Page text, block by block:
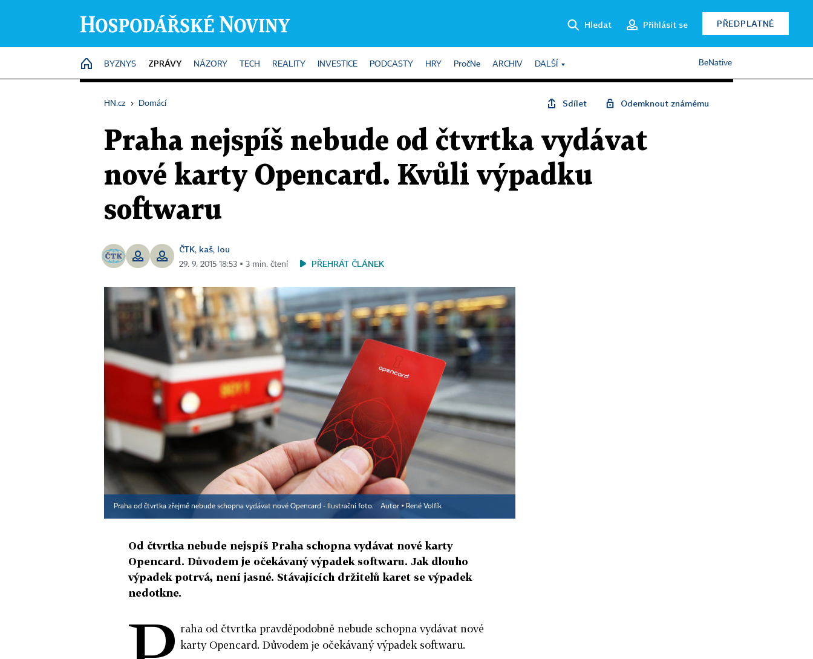
Hledat Přihlásit se PŘEDPLATNÉ
HOME
BYZNYS ZPRÁVY NÁZORY TECH REALITY INVESTICE PODCASTY HRY PročNe ARCHIV DALŠÍ BeNative
HN.cz › Domácí Sdílet Odemknout známému
Praha nejspíš nebude od čtvrtka vydávat
nové karty Opencard. Kvůli výpadku
softwaru
ČTK, kaš, lou
29. 9. 2015 18:53 ▪ 3 min. čtení PŘEHRÁT ČLÁNEK
Praha od čtvrtka zřejmě nebude schopna vydávat nové Opencard - Ilustrační foto. Autor ▪ René Volfík
Od čtvrtka nebude nejspíš Praha schopna vydávat nové karty
Opencard. Důvodem je očekávaný výpadek softwaru. Jak dlouho
výpadek potrvá, není jasné. Stávajících držitelů karet se výpadek
nedotkne.
raha od čtvrtka pravděpodobně nebude schopna vydávat nové
karty Opencard. Důvodem je očekávaný výpadek softwaru.